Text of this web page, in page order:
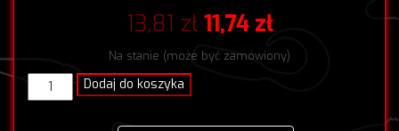
13,81 zł Pierwotna
cena
11,74 złAktualna
cena
Na stanie (może być zamówiony)
ilość
RELAX
Dodaj do koszyka